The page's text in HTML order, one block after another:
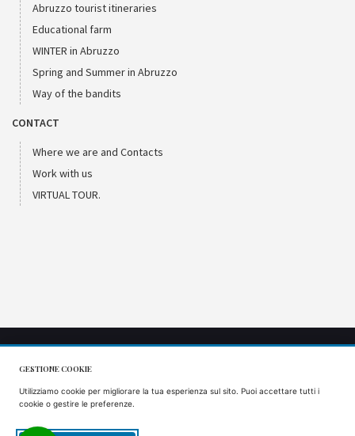
Abruzzo tourist itineraries
Educational farm
WINTER in Abruzzo
Spring and Summer in Abruzzo
Way of the bandits
CONTACT
Where we are and Contacts
Work with us
VIRTUAL TOUR.
CIR: 066053AGR0001
CIN: IT066053B57VS9J5AQ
GESTIONE COOKIE
Utilizziamo cookie per migliorare la tua esperienza sul sito. Puoi accettare tutti i
cookie o gestire le preferenze.